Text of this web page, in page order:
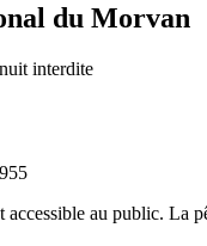
du Morvan
interdite
accessible au public. La